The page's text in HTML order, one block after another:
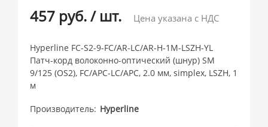
457 руб./ шт. Цена указана с НДС
Hyperline FC-S2-9-FC/AR-LC/AR-H-1M-LSZH-YL
Патч-корд волоконно-оптический (шнур) SM
9/125 (OS2), FC/APC-LC/APC, 2.0 мм, simplex, LSZH, 1
м
Производитель Hyperline